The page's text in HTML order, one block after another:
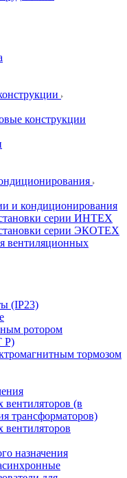
конструкции
и кондиционирования
серии ИНТЕХ
серии ЭКОТЕХ
вентиляционных
(IP23)
ротором
Р)
тормозом
вентиляторов (в
трансформаторов)
вентиляторов
назначения